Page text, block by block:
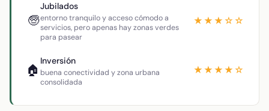
🧓
Jubilados
entorno tranquilo y acceso cómodo a
servicios, pero apenas hay zonas verdes
para pasear
★★★☆☆
🏠
Inversión
buena conectividad y zona urbana
consolidada
★★★★☆